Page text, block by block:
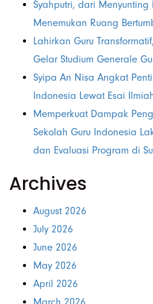
Syahputri, dari
Menemukan Ruang
Lahirkan Guru
Gelar Studium Generale
Syipa An Nisa Angkat
Indonesia Lewat Esai
Memperkuat Dampak
Sekolah Guru Indonesia
dan Evaluasi Program di
Archives
August 2026
July 2026
June 2026
May 2026
April 2026